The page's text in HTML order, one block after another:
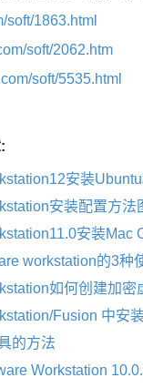
soft/1863.html
soft/2062.htm
soft/5535.html
安装
安装配置方法
安装Mac
workstation的3种
如何创建加密
Fusion 中安
的方法
Workstation